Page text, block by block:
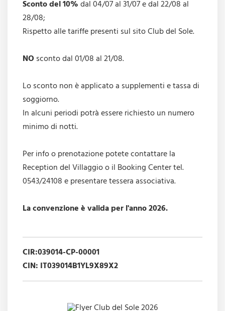
Sconto del 10%dal 04/07 al 31/07 e dal 22/08 al
28/08;
Rispetto alle tariffe presenti sul sito Club del Sole.
NOsconto dal 01/08 al 21/08.
Lo sconto non è applicato a supplementi e tassa di
soggiorno.
In alcuni periodi potrà essere richiesto un numero
minimo di notti.
Per info o prenotazione potete contattare la
Reception del Villaggio o il Booking Center tel.
0543/24108 e presentare tessera associativa.
La convenzione è valida per l'anno 2026.
CIR:039014-CP-00001
CIN: IT039014B1YL9X89X2